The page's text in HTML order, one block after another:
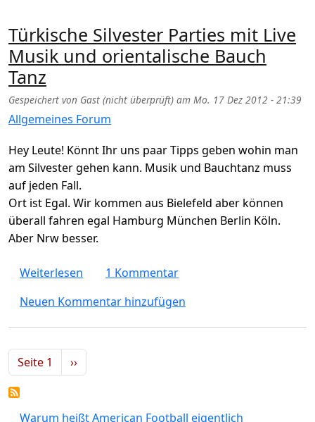
Türkische Silvester Parties mit Live
Musik und orientalische Bauch
Tanz
Gespeichert von Gast (nicht überprüft) am Mo. 17 Dez 2012 - 21:39
Allgemeines Forum
Hey Leute! Könnt Ihr uns paar Tipps geben wohin man
am Silvester gehen kann. Musik und Bauchtanz muss
auf jeden Fall.
Ort ist Egal. Wir kommen aus Bielefeld aber können
überall fahren egal Hamburg München Berlin Köln.
Aber Nrw besser.
Weiterlesen über Türkische Silvester Parties mit Live
1 Kommentar
Neuen Kommentar hinzufügen
Seitennummerierung
Seite 1 Nächste Seite
››
Warum heißt American Football eigentlich